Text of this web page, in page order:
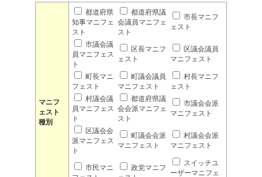
マニフ
ェスト
種別
都道府県
知事マニフェ
スト
都道府県議
会議員マニフェ
スト
市長マニフ
ェスト
市議会議
員マニフェス
ト
区長マニフ
ェスト
区議会議員
マニフェスト
町長マニ
フェスト
町議会議員
マニフェスト
村長マニフ
ェスト
村議会議
員マニフェス
ト
都道府県議
会会派マニフェ
スト
市議会会派
マニフェスト
区議会会
派マニフェス
ト
町議会会派
マニフェスト
村議会会派
マニフェスト
市民マニ
政党マニフ
スイッチユ
ーザーマニフェ